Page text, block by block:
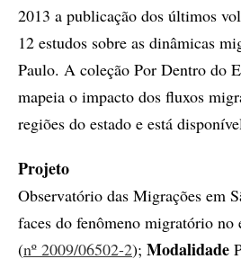
2013 a publicação dos últimos
12 estudos sobre as dinâmicas
Paulo. A coleção Por Dentro do
mapeia o impacto dos fluxos
regiões do estado e está
Projeto
Observatório das Migrações em
faces do fenômeno migratório no
(nº 2009/06502-2); Modalidade